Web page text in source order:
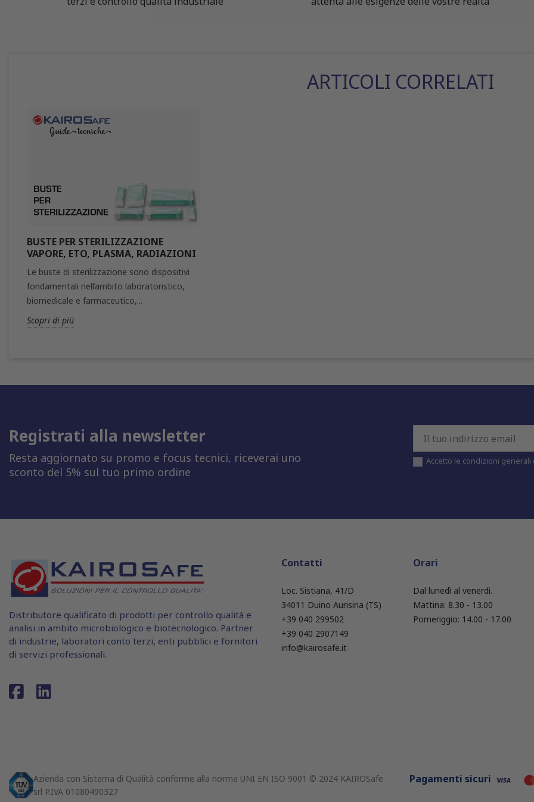
ARTICOLI CORRELATI
BUSTE PER STERILIZZAZIONE
VAPORE, ETO, PLASMA, RADIAZIONI
Le buste di sterilizzazione sono dispositivi
fondamentali nell’ambito laboratoristico,
biomedicale e farmaceutico,...
Scopri di più
Registrati alla newsletter
Resta aggiornato su promo e focus tecnici, riceverai uno
sconto del 5% sul tuo primo ordine
Accetto le condizioni
Distributore qualificato di prodotti per controllo qualità e
analisi in ambito microbiologico e biotecnologico. Partner
di industrie, laboratori conto terzi, enti pubblici e fornitori
di servizi professionali.
Contatti
Loc. Sistiana, 41/D
34011 Duino Aurisina (TS)
+39 040 299502
+39 040 2907149
info@kairosafe.it
Orari
Dal lunedì al venerdì.
Mattina: 8.30 - 13.00
Pomeriggio: 14.00 - 17.00
Azienda con Sistema di Qualità conforme alla norma UNI EN ISO 9001 © 2024 KAIROSafe
srl P.IVA 01080490327
Pagamenti sicuri